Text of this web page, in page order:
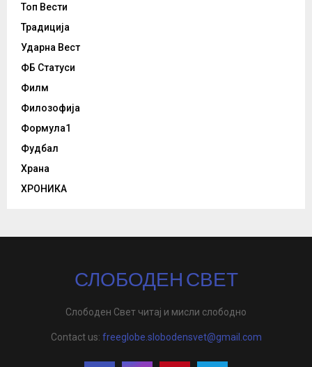
Топ Вести
Традиција
Ударна Вест
ФБ Статуси
Филм
Филозофија
Формула1
Фудбал
Храна
ХРОНИКА
СЛОБОДЕН СВЕТ
Слободен Свет читај и мисли слободно
Contact us: freeglobe.slobodensvet@gmail.com